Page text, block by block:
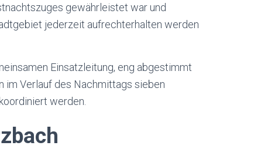
gewährleistet war und
jederzeit aufrechterhalten werden
Einsatzleitung, eng abgestimmt
im Verlauf des Nachmittags sieben
werden.